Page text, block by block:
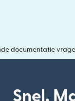
documentatie
Snel.